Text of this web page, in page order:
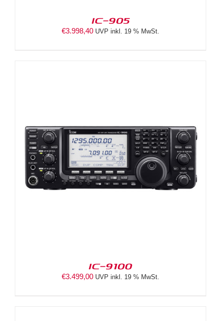
IC-905
€3.998,40 UVP inkl. 19 % MwSt.
IC-9100
€3.499,00 UVP inkl. 19 % MwSt.